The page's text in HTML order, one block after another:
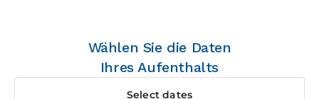
Wählen Sie die Daten
Ihres Aufenthalts